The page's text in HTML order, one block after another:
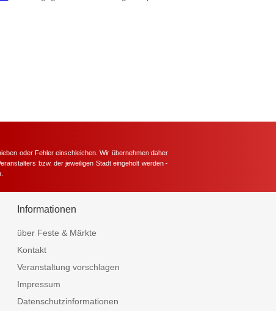
oder Fehler einschleichen. Wir übernehmen daher
bzw. der jeweiligen Stadt eingeholt werden -
Informationen
über Feste & Märkte
Kontakt
Veranstaltung vorschlagen
Impressum
Datenschutzinformationen